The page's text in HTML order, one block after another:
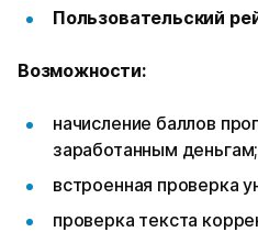
Пользовательский
Возможности:
начисление баллов
заработанным деньгам;
встроенная проверка
проверка текста